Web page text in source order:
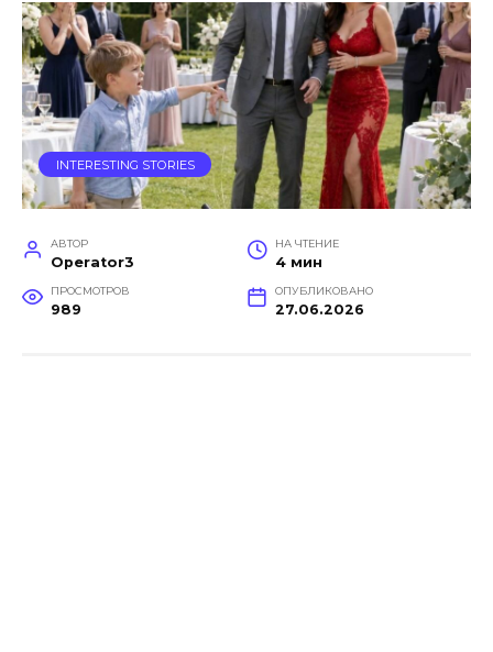
INTERESTING STORIES
АВТОР
Operator3
НА ЧТЕНИЕ
4 мин
ПРОСМОТРОВ
989
ОПУБЛИКОВАНО
27.06.2026